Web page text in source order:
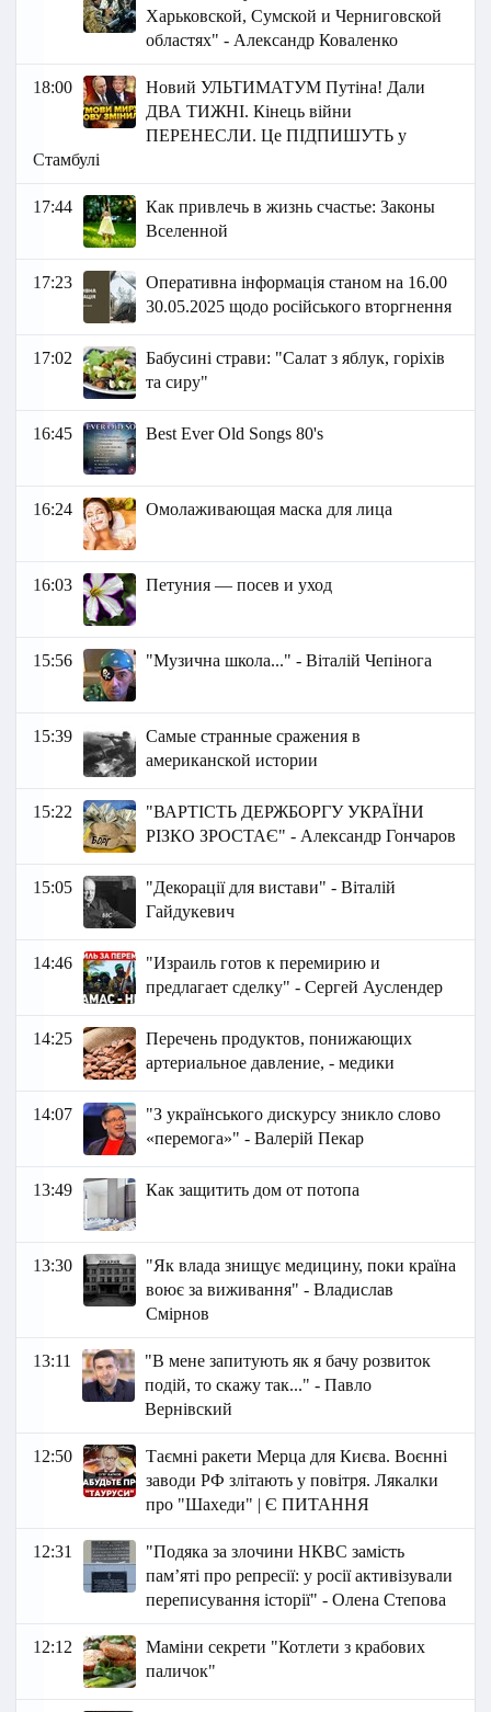
Харьковской, Сумской и Черниговской
областях" - Александр Коваленко
18:00
Новий УЛЬТИМАТУМ Путіна! Дали
ДВА ТИЖНІ. Кінець війни
ПЕРЕНЕСЛИ. Це ПІДПИШУТЬ у
Стамбулі
17:44
Как привлечь в жизнь счастье: Законы
Вселенной
17:23
Оперативна інформація станом на 16.00
30.05.2025 щодо російського вторгнення
17:02
Бабусині страви: "Салат з яблук, горіхів
та сиру"
16:45 Best Ever Old Songs 80's
16:24 Омолаживающая маска для лица
16:03 Петуния — посев и уход
15:56 "Музична школа..." - Віталій Чепінога
15:39
Самые странные сражения в
американской истории
15:22
"ВАРТІСТЬ ДЕРЖБОРГУ УКРАЇНИ
РІЗКО ЗРОСТАЄ" - Александр Гончаров
15:05
"Декорації для вистави" - Віталій
Гайдукевич
14:46
"Израиль готов к перемирию и
предлагает сделку" - Сергей Ауслендер
14:25
Перечень продуктов, понижающих
артериальное давление, - медики
14:07
"З українського дискурсу зникло слово
«перемога»" - Валерій Пекар
13:49 Как защитить дом от потопа
13:30
"Як влада знищує медицину, поки країна
воює за виживання" - Владислав
Смірнов
13:11
"В мене запитують як я бачу розвиток
подій, то скажу так..." - Павло
Вернівский
12:50
Таємні ракети Мерца для Києва. Воєнні
заводи РФ злітають у повітря. Лякалки
про "Шахеди" | Є ПИТАННЯ
12:31
"Подяка за злочини НКВС замість
пам’яті про репресії: у росії активізували
переписування історії" - Олена Степова
12:12
Маміни секрети "Котлети з крабових
паличок"